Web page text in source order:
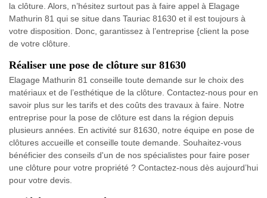
la clôture. Alors, n’hésitez surtout pas à faire appel à Elagage
Mathurin 81 qui se situe dans Tauriac 81630 et il est toujours à
votre disposition. Donc, garantissez à l’entreprise {client la pose
de votre clôture.
Réaliser une pose de clôture sur 81630
Elagage Mathurin 81 conseille toute demande sur le choix des
matériaux et de l’esthétique de la clôture. Contactez-nous pour en
savoir plus sur les tarifs et des coûts des travaux à faire. Notre
entreprise pour la pose de clôture est dans la région depuis
plusieurs années. En activité sur 81630, notre équipe en pose de
clôtures accueille et conseille toute demande. Souhaitez-vous
bénéficier des conseils d'un de nos spécialistes pour faire poser
une clôture pour votre propriété ? Contactez-nous dès aujourd’hui
pour votre devis.